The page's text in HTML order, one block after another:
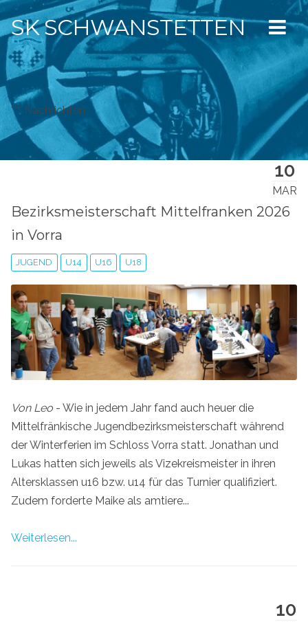
SK SCHWANSTETTEN
*** Nachrichten
10
MAR
Bezirksmeisterschaft Mittelfranken 2026
in Vorra
JUGEND U14 U16 U18
Von Leo - Wie in jedem Jahr fand auch heuer die
Mittelfränkische Jugendbezirksmeisterschaft während
der Winterferien im Schloss Vorra statt. Jonathan und
Lukas hatten sich jeweils als Vizekreismeister in ihren
Altersklassen u16 bzw. u14 für das Turnier qualifiziert.
Zudem forderte Maike als amtiere...
Weiterlesen...
10